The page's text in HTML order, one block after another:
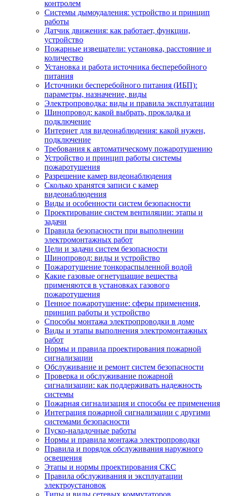
контролем
Системы дымоудаления: устройство и принцип
работы
Датчик движения: как работает, функции,
устройство
Пожарные извещатели: установка, расстояние и
количество
Установка и работа источника бесперебойного
питания
Источники бесперебойного питания (ИБП):
параметры, назначение, виды
Электропроводка: виды и правила эксплуатации
Шинопровод: какой выбрать, прокладка и
подключение
Интернет для видеонаблюдения: какой нужен,
подключение
Требования к автоматическому пожаротушению
Устройство и принцип работы системы
пожаротушения
Разрешение камер видеонаблюдения
Сколько хранятся записи с камер
видеонаблюдения
Виды и особенности систем безопасности
Проектирование систем вентиляции: этапы и
задачи
Правила безопасности при выполнении
электромонтажных работ
Цели и задачи систем безопасности
Шинопровод: виды и устройство
Пожаротушение тонкораспыленной водой
Какие газовые огнетушащие вещества
применяются в установках газового
пожаротушения
Пенное пожаротушение: сферы применения,
принцип работы и устройство
Способы монтажа электропроводки в доме
Виды и этапы выполнения электромонтажных
работ
Нормы и правила проектирования пожарной
сигнализации
Обслуживание и ремонт систем безопасности
Проверка и обслуживание пожарной
сигнализации: как поддерживать надежность
системы
Пожарная сигнализация и способы ее применения
Интеграция пожарной сигнализации с другими
системами безопасности
Пуско-наладочные работы
Нормы и правила монтажа электропроводки
Правила и порядок обслуживания наружного
освещения
Этапы и нормы проектирования СКС
Правила обслуживания и эксплуатации
электроустановок
Типы и виды сетевых коммутаторов